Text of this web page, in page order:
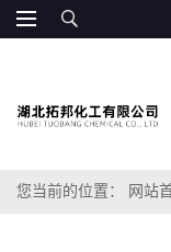
您当前的位置： 网站